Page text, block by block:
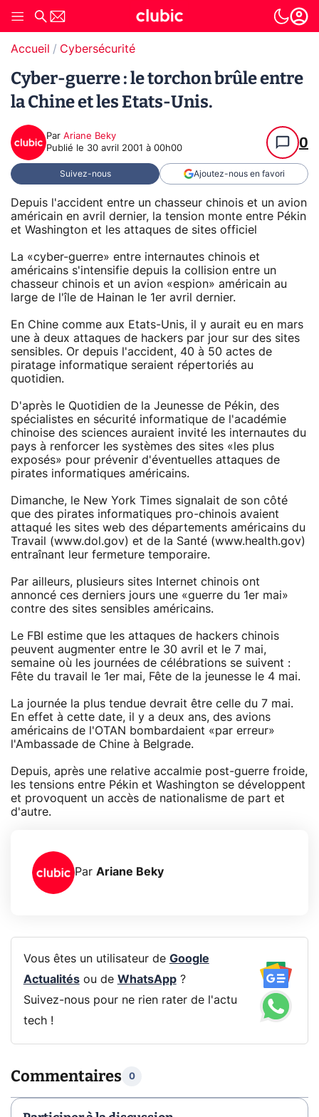
Accueil Cybersécurité
Cyber-guerre : le torchon brûle entre
la Chine et les Etats-Unis.
Par Ariane Beky
Publié le 30 avril 2001 à 00h00 0
Suivez-nous Ajoutez-nous en favori
Depuis l'accident entre un chasseur chinois et un avion
américain en avril dernier, la tension monte entre Pékin
et Washington et les attaques de sites officiel
La «cyber-guerre» entre internautes chinois et
américains s'intensifie depuis la collision entre un
chasseur chinois et un avion «espion» américain au
large de l'île de Hainan le 1er avril dernier.
En Chine comme aux Etats-Unis, il y aurait eu en mars
une à deux attaques de hackers par jour sur des sites
sensibles. Or depuis l'accident, 40 à 50 actes de
piratage informatique seraient répertoriés au
quotidien.
D'après le Quotidien de la Jeunesse de Pékin, des
spécialistes en sécurité informatique de l'académie
chinoise des sciences auraient invité les internautes du
pays à renforcer les systèmes des sites «les plus
exposés» pour prévenir d'éventuelles attaques de
pirates informatiques américains.
Dimanche, le New York Times signalait de son côté
que des pirates informatiques pro-chinois avaient
attaqué les sites web des départements américains du
Travail (www.dol.gov) et de la Santé (www.health.gov)
entraînant leur fermeture temporaire.
Par ailleurs, plusieurs sites Internet chinois ont
annoncé ces derniers jours une «guerre du 1er mai»
contre des sites sensibles américains.
Le FBI estime que les attaques de hackers chinois
peuvent augmenter entre le 30 avril et le 7 mai,
semaine où les journées de célébrations se suivent :
Fête du travail le 1er mai, Fête de la jeunesse le 4 mai.
La journée la plus tendue devrait être celle du 7 mai.
En effet à cette date, il y a deux ans, des avions
américains de l'OTAN bombardaient «par erreur»
l'Ambassade de Chine à Belgrade.
Depuis, après une relative accalmie post-guerre froide,
les tensions entre Pékin et Washington se développent
et provoquent un accès de nationalisme de part et
d'autre.
Par Ariane Beky
Vous êtes un utilisateur de Google
Actualitésou de WhatsApp?
Suivez-nous pour ne rien rater de l'actu
tech !
Commentaires 0